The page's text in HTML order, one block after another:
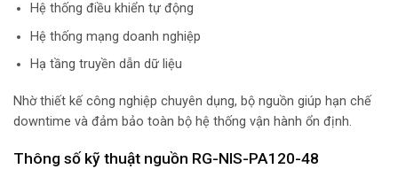
Hệ thống điều khiển tự động
Hệ thống mạng doanh nghiệp
Hạ tầng truyền dẫn dữ liệu
Nhờ thiết kế công nghiệp chuyên dụng, bộ nguồn giúp hạn chế
downtime và đảm bảo toàn bộ hệ thống vận hành ổn định.
Thông số kỹ thuật nguồn RG-NIS-PA120-48